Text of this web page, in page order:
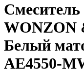
WONZON
Белый
AE4550-